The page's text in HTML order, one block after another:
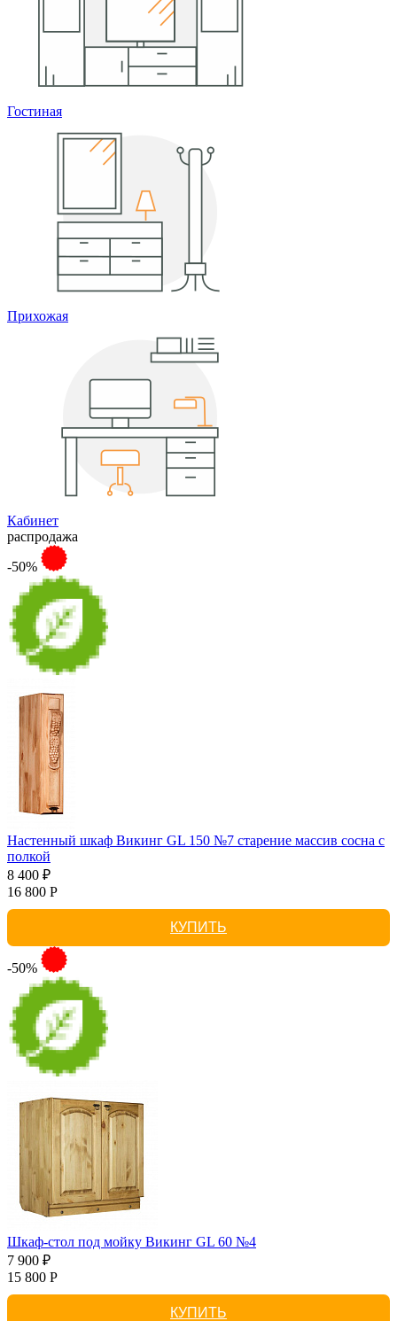
Гостиная
Прихожая
Кабинет
распродажа
-50%
Настенный шкаф Викинг GL 150 №7 старение массив сосна с
полкой
8 400 ₽
16 800 Р
КУПИТЬ
-50%
Шкаф-стол под мойку Викинг GL 60 №4
7 900 ₽
15 800 Р
КУПИТЬ